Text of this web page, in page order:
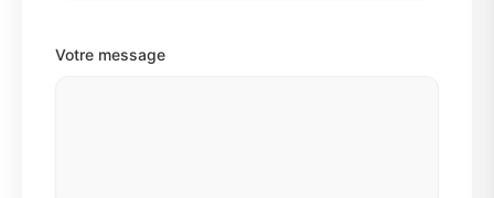
Votre message